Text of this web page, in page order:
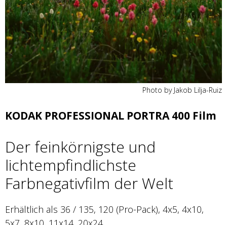
Photo by Jakob Lilja-Ruiz
KODAK PROFESSIONAL PORTRA 400 Film
Der feinkörnigste und
lichtempfindlichste
Farbnegativfilm der Welt
Erhältlich als 36 / 135, 120 (Pro-Pack), 4x5, 4x10,